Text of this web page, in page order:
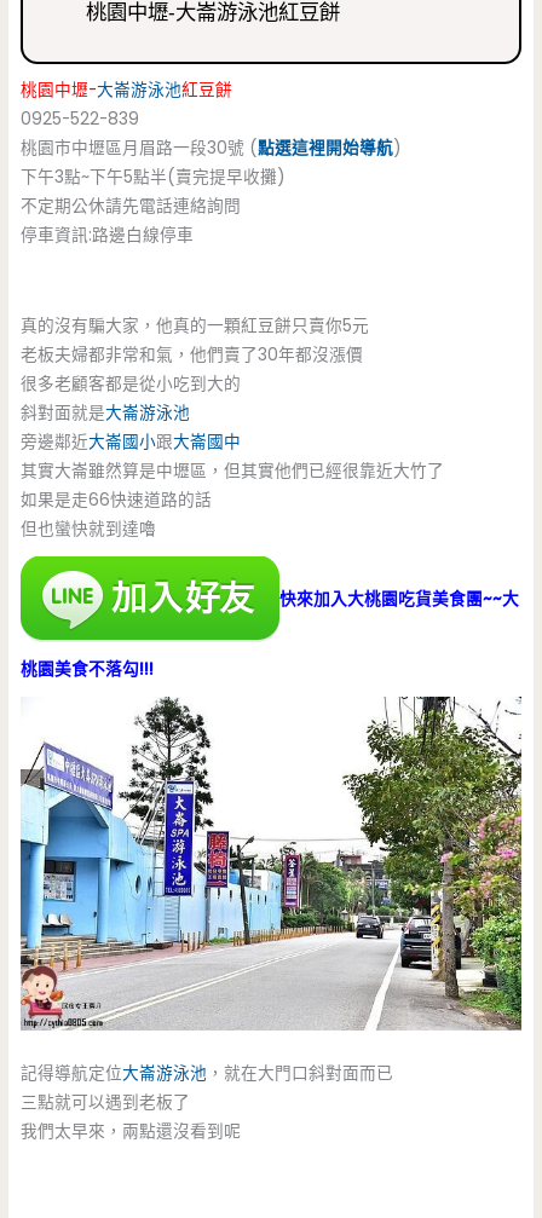
桃園中壢-大崙游泳池紅豆餅
桃園中壢-大崙游泳池紅豆餅
0925-522-839
桃園市中壢區月眉路一段30號 (點選這裡開始導航)
下午3點~下午5點半(賣完提早收攤)
不定期公休請先電話連絡詢問
停車資訊:路邊白線停車
真的沒有騙大家，他真的一顆紅豆餅只賣你5元
老板夫婦都非常和氣，他們賣了30年都沒漲價
很多老顧客都是從小吃到大的
斜對面就是大崙游泳池
旁邊鄰近大崙國小跟大崙國中
其實大崙雖然算是中壢區，但其實他們已經很靠近大竹了
如果是走66快速道路的話
但也蠻快就到達嚕
快來加入大桃園吃貨美食團~~大
桃園美食不落勾!!!
記得導航定位大崙游泳池 ，就在大門口斜對面而已
三點就可以遇到老板了
我們太早來，兩點還沒看到呢